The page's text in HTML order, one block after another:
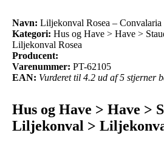
Navn: Liljekonval Rosea – Convalaria
Kategori: Hus og Have > Have >
Liljekonval Rosea
Producent:
Varenummer: PT-62105
EAN: Vurderet til 4.2 ud af 5 stjerner
Hus og Have > Have >
Liljekonval >